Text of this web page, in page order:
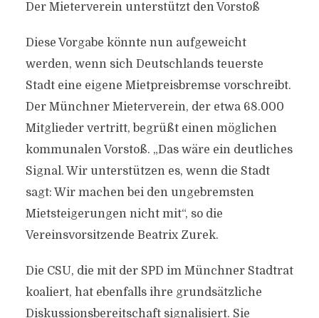
Der Mieterverein unterstützt den Vorstoß
Diese Vorgabe könnte nun aufgeweicht
werden, wenn sich Deutschlands teuerste
Stadt eine eigene Mietpreisbremse vorschreibt.
Der Münchner Mieterverein, der etwa 68.000
Mitglieder vertritt, begrüßt einen möglichen
kommunalen Vorstoß. „Das wäre ein deutliches
Signal. Wir unterstützen es, wenn die Stadt
sagt: Wir machen bei den ungebremsten
Mietsteigerungen nicht mit“, so die
Vereinsvorsitzende Beatrix Zurek.
Die CSU, die mit der SPD im Münchner Stadtrat
koaliert, hat ebenfalls ihre grundsätzliche
Diskussionsbereitschaft signalisiert. Sie